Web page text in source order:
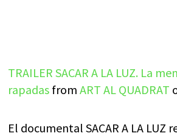
TRAILER SACAR A LA LUZ. La
rapadas fromART AL QUADRAT
El documental SACAR A LA LUZ